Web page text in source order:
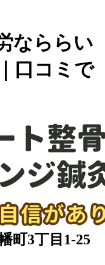
なららい
口コミで
町3丁目1-25